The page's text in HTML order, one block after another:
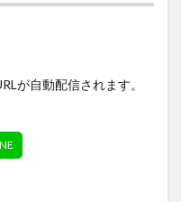
が自動配信されます。